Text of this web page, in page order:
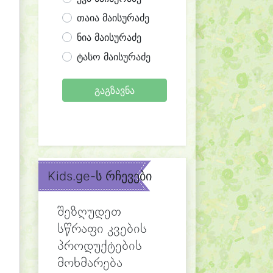
თაია მაისურაძე
ნია მაისურაძე
ტასო მაისურაძე
გაგზავნა
Kids.ge-ს რჩევები
შეზღუდეთ
სწრაფი კვების
პროდუქტების
მოხმარება